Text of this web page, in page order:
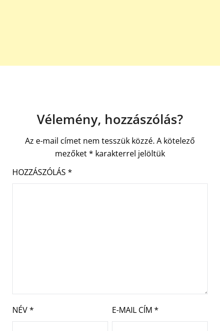
Vélemény, hozzászólás?
Az e-mail címet nem tesszük közzé. A kötelező
mezőket* karakterrel jelöltük
HOZZÁSZÓLÁS *
NÉV* E-MAIL CÍM *